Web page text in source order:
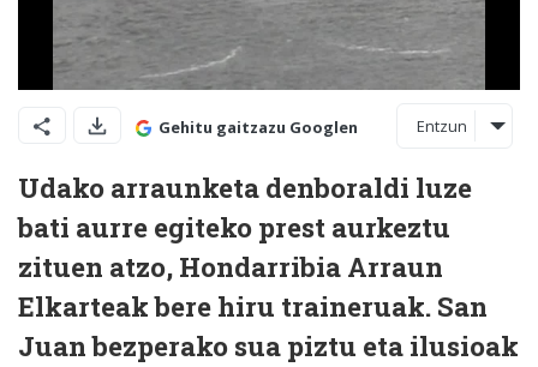
Gehitu gaitzazu Googlen Entzun
Udako arraunketa denboraldi luze
bati aurre egiteko prest aurkeztu
zituen atzo, Hondarribia Arraun
Elkarteak bere hiru traineruak. San
Juan bezperako sua piztu eta ilusioak